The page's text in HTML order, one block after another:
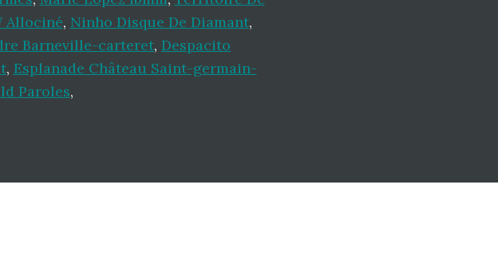
Allociné, Ninho Disque De Diamant,
Barneville-carteret, Despacito
, Esplanade Château Saint-germain-
Paroles,